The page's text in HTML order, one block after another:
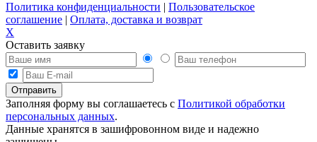
Политика конфиденциальности | Пользовательское
соглашение | Оплата, доставка и возврат
X
Оставить заявку
Заполняя форму вы соглашаетесь с Политикой обработки
персональных данных.
Данные хранятся в зашифровонном виде и надежно